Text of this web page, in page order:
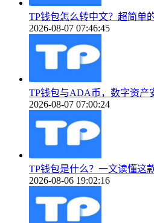
TP钱包怎么转中文？超简单
2026-08-07 07:46:45
TP钱包与ADA币，数字资产
2026-08-07 07:00:24
TP钱包是什么？一文读懂这
2026-08-06 19:02:16